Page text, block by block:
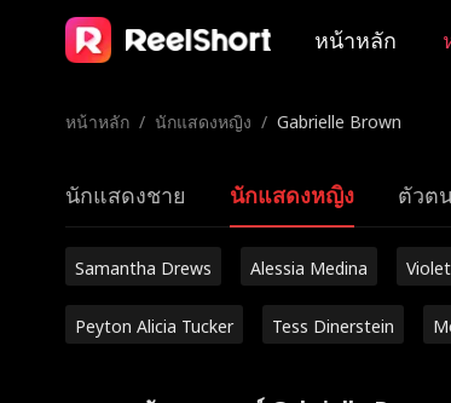
หน้าหลัก
หน้าหลัก / นักแสดงหญิง / Gabrielle Brown
นักแสดงชาย นักแสดงหญิง ตัวต
Samantha Drews Alessia Medina
Peyton Alicia Tucker Tess Dinerstein